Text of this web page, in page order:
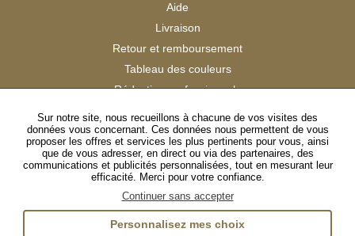
Aide
Livraison
Retour et remboursement
Tableau des couleurs
Réduction professionnels
Satisfaction Clients
SUIVEZ-NOUS
Sur notre site, nous recueillons à chacune de vos visites des
données vous concernant. Ces données nous permettent de vous
proposer les offres et services les plus pertinents pour vous, ainsi
que de vous adresser, en direct ou via des partenaires, des
communications et publicités personnalisées, tout en mesurant leur
efficacité. Merci pour votre confiance.
Continuer sans accepter
Personnalisez mes choix